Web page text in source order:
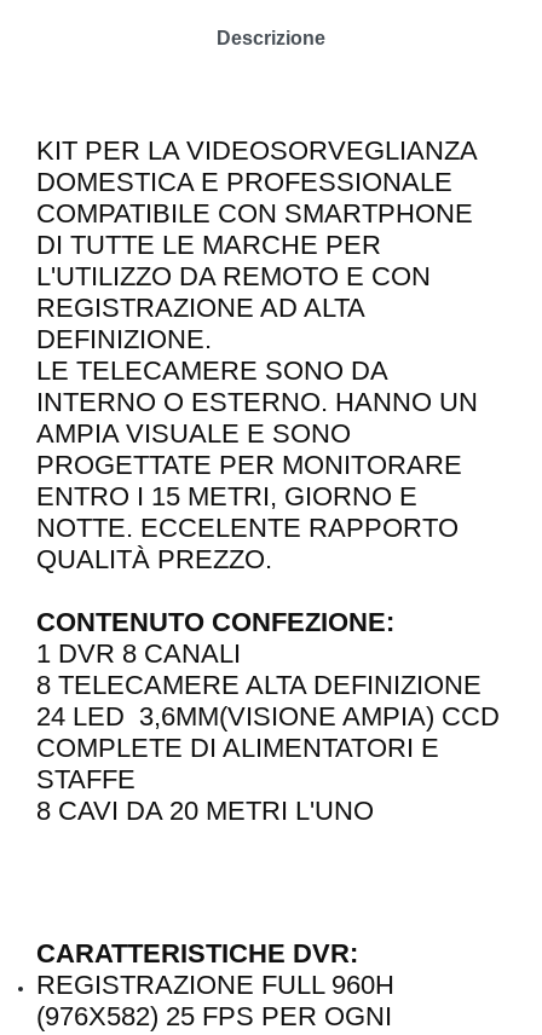
Descrizione
KIT PER LA VIDEOSORVEGLIANZA
DOMESTICA E PROFESSIONALE
COMPATIBILE CON SMARTPHONE
DI TUTTE LE MARCHE PER
L'UTILIZZO DA REMOTO E CON
REGISTRAZIONE AD ALTA
DEFINIZIONE.
LE TELECAMERE SONO DA
INTERNO O ESTERNO. HANNO UN
AMPIA VISUALE E SONO
PROGETTATE PER MONITORARE
ENTRO I 15 METRI, GIORNO E
NOTTE. ECCELENTE RAPPORTO
QUALITÀ PREZZO.
CONTENUTO CONFEZIONE:
1 DVR 8 CANALI
8 TELECAMERE ALTA DEFINIZIONE
24 LED 3,6MM(VISIONE AMPIA) CCD
COMPLETE DI ALIMENTATORI E
STAFFE
8 CAVI DA 20 METRI L'UNO
CARATTERISTICHE DVR:
REGISTRAZIONE FULL 960H
(976X582) 25 FPS PER OGNI